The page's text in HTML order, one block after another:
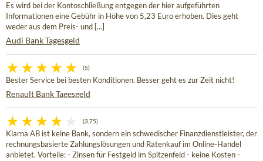
Es wird bei der Kontoschließung entgegen der hier aufgeführten
Informationen eine Gebühr in Höhe von 5,23 Euro erhoben. Dies geht
weder aus dem Preis- und [...]
Audi Bank Tagesgeld
(5)
Bester Service bei besten Konditionen. Besser geht es zur Zeit nicht!
Renault Bank Tagesgeld
(3,75)
Klarna AB ist keine Bank, sondern ein schwedischer Finanzdienstleister, der
rechnungsbasierte Zahlungslösungen und Ratenkauf im Online-Handel
anbietet. Vorteile: - Zinsen für Festgeld im Spitzenfeld - keine Kosten -